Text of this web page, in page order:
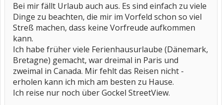
Bei mir fällt Urlaub auch aus. Es sind einfach zu viele
Dinge zu beachten, die mir im Vorfeld schon so viel
Streß machen, dass keine Vorfreude aufkommen
kann.
Ich habe früher viele Ferienhausurlaube (Dänemark,
Bretagne) gemacht, war dreimal in Paris und
zweimal in Canada. Mir fehlt das Reisen nicht -
erholen kann ich mich am besten zu Hause.
Ich reise nur noch über Gockel StreetView.